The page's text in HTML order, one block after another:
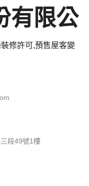
有限公
修許可,預售屋客變
段49號1樓